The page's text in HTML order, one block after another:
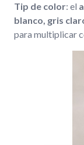
Tip de color: el
blanco, gris
para multiplicar